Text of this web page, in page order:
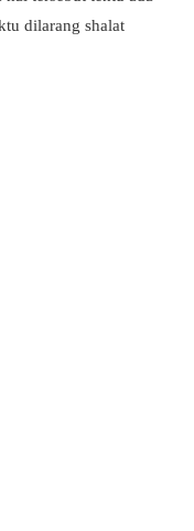
dilarang shalat